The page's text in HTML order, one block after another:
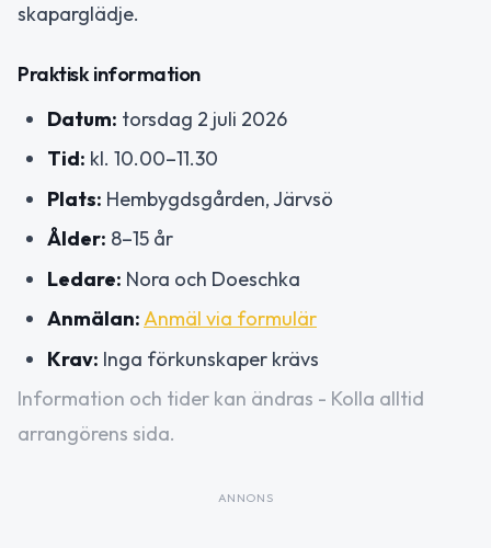
skaparglädje.
Praktisk information
Datum: torsdag 2 juli 2026
Tid: kl. 10.00–11.30
Plats: Hembygdsgården, Järvsö
Ålder: 8–15 år
Ledare: Nora och Doeschka
Anmälan:Anmäl via formulär
Krav: Inga förkunskaper krävs
Information och tider kan ändras - Kolla alltid
arrangörens sida.
ANNONS